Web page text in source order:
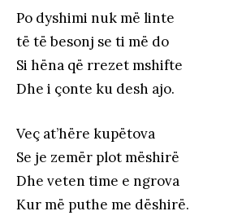
Po dyshimi nuk më linte
të të besonj se ti më do
Si hëna që rrezet mshifte
Dhe i çonte ku desh ajo.
Veç at’hëre kupëtova
Se je zemër plot mëshirë
Dhe veten time e ngrova
Kur më puthe me dëshirë.